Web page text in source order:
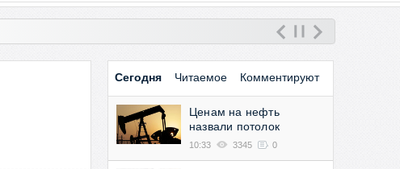
Сегодня Читаемое Комментируют
Ценам на нефть
назвали потолок
10:33 3345 0